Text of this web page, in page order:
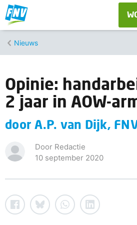
Nieuws
Opinie:
2 jaar in AOW-
door A.P. van Dijk,
Door Redactie
10 september 2020